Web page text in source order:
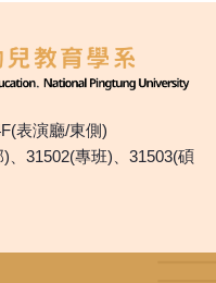
表演廳/東側)
、31502(專班)、31503(碩